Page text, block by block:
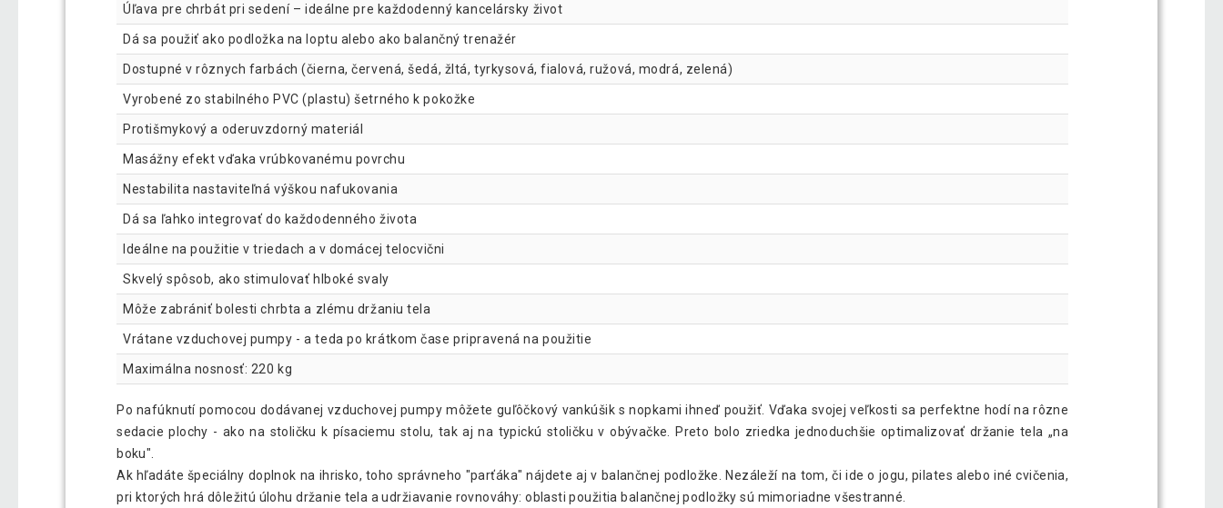
Úľava pre chrbát pri sedení – ideálne pre každodenný kancelársky život
Dá sa použiť ako podložka na loptu alebo ako balančný trenažér
Dostupné v rôznych farbách (čierna, červená, šedá, žltá, tyrkysová, fialová, ružová, modrá, zelená)
Vyrobené zo stabilného PVC (plastu) šetrného k pokožke
Protišmykový a oderuvzdorný materiál
Masážny efekt vďaka vrúbkovanému povrchu
Nestabilita nastaviteľná výškou nafukovania
Dá sa ľahko integrovať do každodenného života
Ideálne na použitie v triedach a v domácej telocvični
Skvelý spôsob, ako stimulovať hlboké svaly
Môže zabrániť bolesti chrbta a zlému držaniu tela
Vrátane vzduchovej pumpy - a teda po krátkom čase pripravená na použitie
Maximálna nosnosť: 220 kg
Po nafúknutí pomocou dodávanej vzduchovej pumpy môžete guľôčkový vankúšik s nopkami ihneď použiť. Vďaka svojej veľkosti sa perfektne hodí na rôzne
sedacie plochy - ako na stoličku k písaciemu stolu, tak aj na typickú stoličku v obývačke. Preto bolo zriedka jednoduchšie optimalizovať držanie tela „na
boku".
Ak hľadáte špeciálny doplnok na ihrisko, toho správneho "parťáka" nájdete aj v balančnej podložke. Nezáleží na tom, či ide o jogu, pilates alebo iné cvičenia,
pri ktorých hrá dôležitú úlohu držanie tela a udržiavanie rovnováhy: oblasti použitia balančnej podložky sú mimoriadne všestranné.